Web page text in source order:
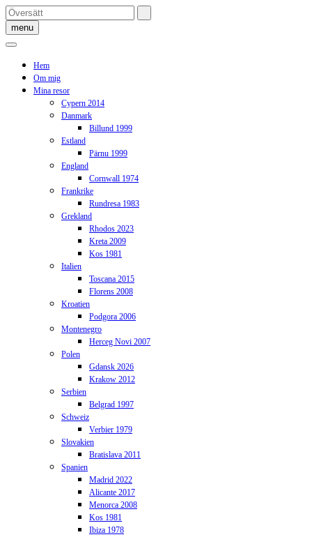
Skip
to
content
menu
Hem
Om mig
Mina resor
Cypern 2014
Danmark
Billund 1999
Estland
Pärnu 1999
England
Cornwall 1974
Frankrike
Rundresa 1983
Grekland
Rhodos 2023
Kreta 2009
Kos 1981
Italien
Toscana 2015
Florens 2008
Kroatien
Podgora 2006
Montenegro
Herceg Novi 2007
Polen
Gdansk 2026
Krakow 2012
Serbien
Belgrad 1997
Schweiz
Verbier 1979
Slovakien
Bratislava 2011
Spanien
Madrid 2022
Alicante 2017
Menorca 2008
Kos 1981
Ibiza 1978